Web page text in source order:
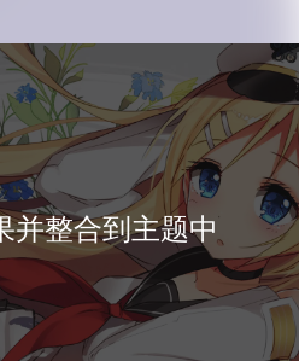
并整合到主题中